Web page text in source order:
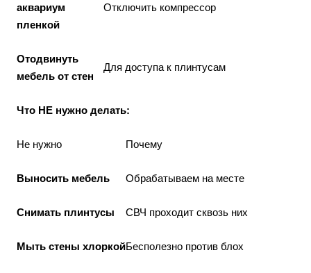
аквариум
пленкой
Отключить компрессор
Отодвинуть
мебель от стен
Для доступа к плинтусам
Что НЕ нужно делать:
Не нужно Почему
Выносить мебель Обрабатываем на месте
Снимать плинтусы СВЧ проходит сквозь них
Мыть стены хлоркойБесполезно против блох